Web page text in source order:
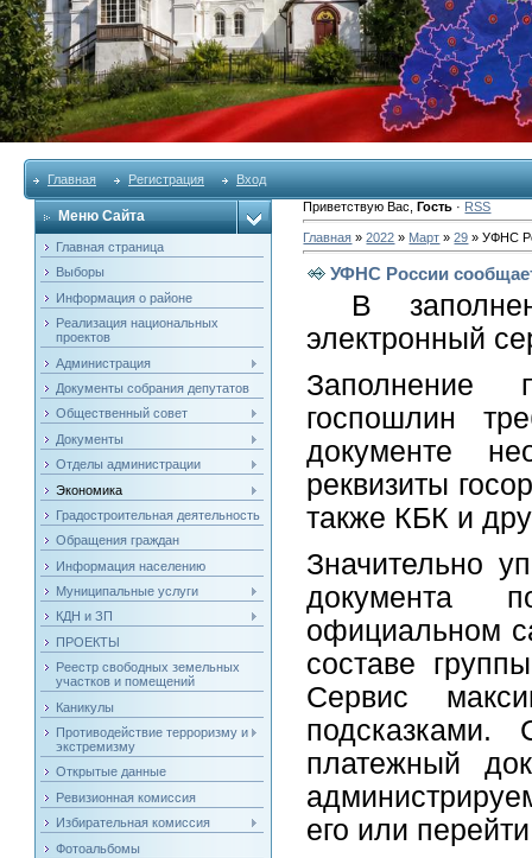
Главная Регистрация Вход
Меню Сайта
Главная страница
Выборы
Информация о районе
Реализация национальных
проектов
Администрация
Документы собрания депутатов
Общественный совет
Документы
Отделы администрации
Экономика
Градостроительная деятельность
Обращения граждан
Информация населению
Муниципальные услуги
КДН и ЗП
ПРОЕКТЫ
Реестр свободных земельных
участков и помещений
Каникулы
Противодействие терроризму и
экстремизму
Открытые данные
Ревизионная комиссия
Избирательная комиссия
Фотоальбомы
Приветствую Вас ,Гость · RSS
Главная »2022 » Март » 29 » УФНС
УФНС России
В
электронный
Заполнение
госпошлин
документе
реквизиты
также КБК и
Значительно
документа
официальном
составе
Сервис
платежный
его или